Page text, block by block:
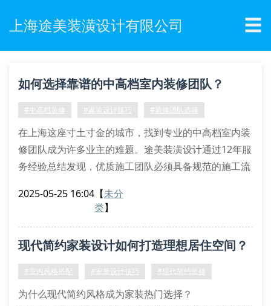
上海途美装潢设计有限公司 ☰
如何选择靠谱的中高档室内装修团队？
#中高档装修 #家装设计技巧 #装修团队选择
在上海这座寸土寸金的城市，找到专业的中高档室内装
修团队成为许多业主的难题。途美装潢设计通过12年服
务经验总结发现，优质施工团队必须具备规范的施工流
楼装修时，需要兼顾空间动线规划与功能区域划分的双
材料环保认证：正规厂商提供的检测报告应包含甲醛释
放量等关键指标
程等细
2025-05-25 16:04 【未分
类】
现代简约家装设计如何打造理想居住空间？
#室内风格搭配 #家装设计技巧 #现代简约装修
为什么现代简约风格成为家装热门选择？